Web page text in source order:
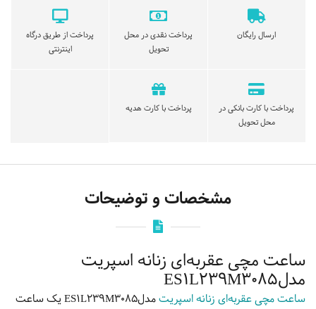
ارسال رایگان
پرداخت نقدی در محل
تحویل
پرداخت از طریق درگاه
اینترنتی
پرداخت با کارت بانکی در
محل تحویل
پرداخت با کارت هدیه
مشخصات و توضیحات
ساعت مچی عقربه‌ای زنانه اسپریت
مدلES1L239M3085
ساعت مچی عقربه‌ای زنانه اسپریت
مدلES1L239M3085 یک ساعت